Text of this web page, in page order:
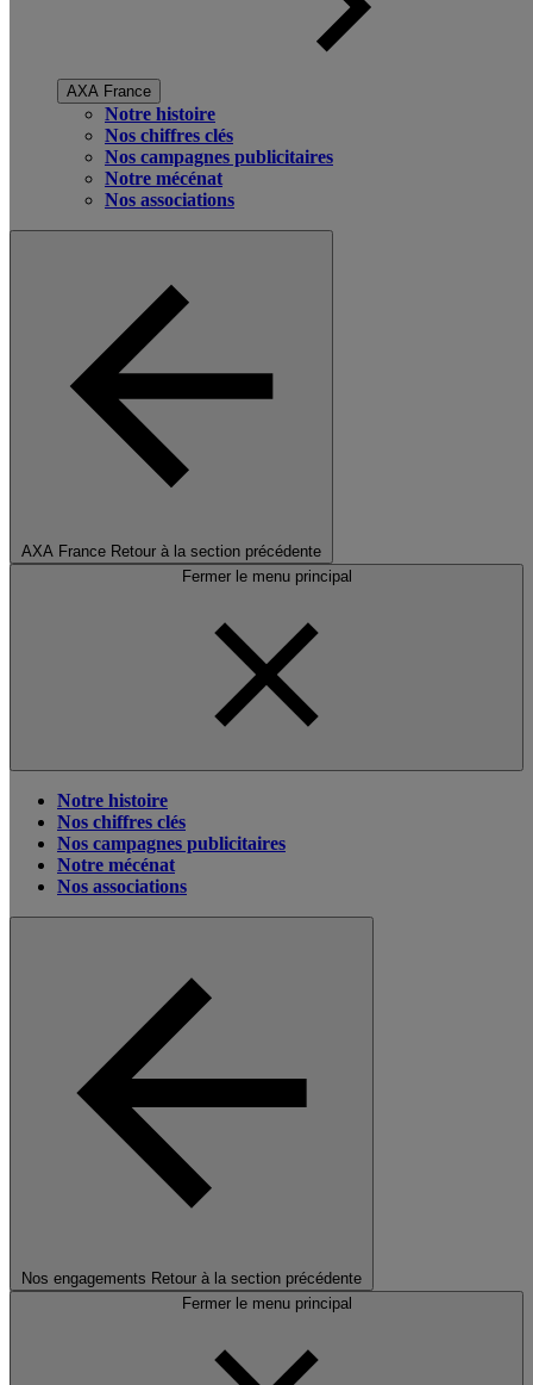
AXA France
Notre histoire
Nos chiffres clés
Nos campagnes publicitaires
Notre mécénat
Nos associations
AXA France Retour à la section précédente
Fermer le menu principal
Notre histoire
Nos chiffres clés
Nos campagnes publicitaires
Notre mécénat
Nos associations
Nos engagements Retour à la section précédente
Fermer le menu principal